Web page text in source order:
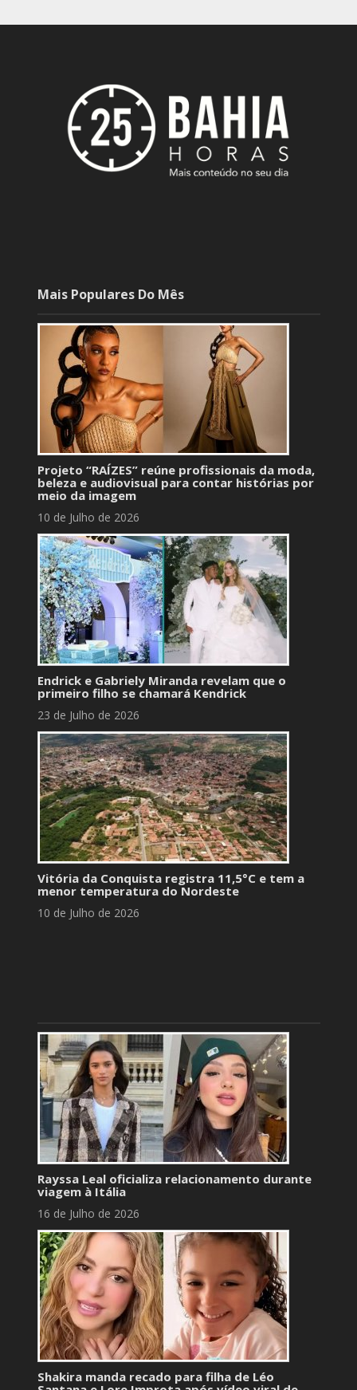
Mais Populares Do Mês
Projeto “RAÍZES” reúne profissionais da moda,
beleza e audiovisual para contar histórias por
meio da imagem
10 de Julho de 2026
Endrick e Gabriely Miranda revelam que o
primeiro filho se chamará Kendrick
23 de Julho de 2026
Vitória da Conquista registra 11,5°C e tem a
menor temperatura do Nordeste
10 de Julho de 2026
Rayssa Leal oficializa relacionamento durante
viagem à Itália
16 de Julho de 2026
Shakira manda recado para filha de Léo